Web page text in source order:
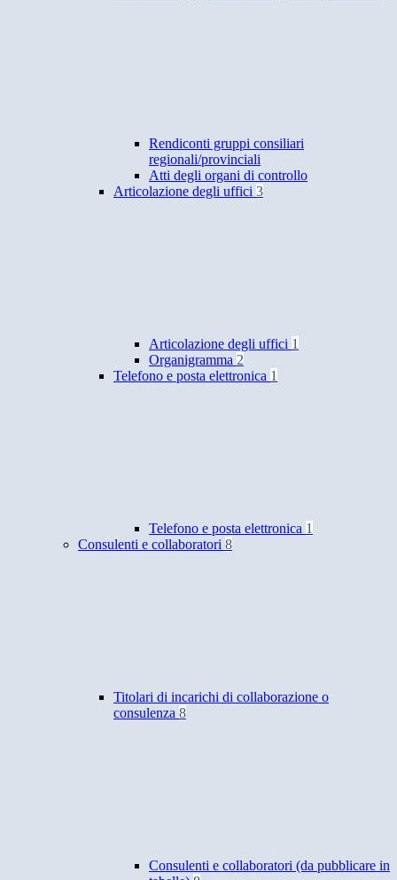
Rendiconti gruppi consiliari
regionali/provinciali
Atti degli organi di controllo
Articolazione degli uffici 3
Articolazione degli uffici 1
Organigramma 2
Telefono e posta elettronica 1
Telefono e posta elettronica 1
Consulenti e collaboratori 8
Titolari di incarichi di collaborazione o
consulenza 8
Consulenti e collaboratori (da pubblicare in